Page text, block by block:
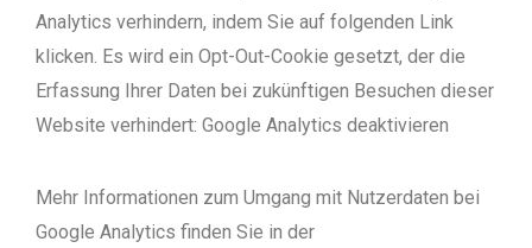
Analytics verhindern, indem Sie auf folgenden Link
klicken. Es wird ein Opt-Out-Cookie gesetzt, der die
Erfassung Ihrer Daten bei zukünftigen Besuchen dieser
Website verhindert: Google Analytics deaktivieren
Mehr Informationen zum Umgang mit Nutzerdaten bei
Google Analytics finden Sie in der